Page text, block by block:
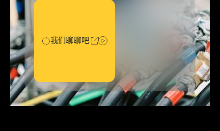
我们聊聊吧
我们聊聊吧